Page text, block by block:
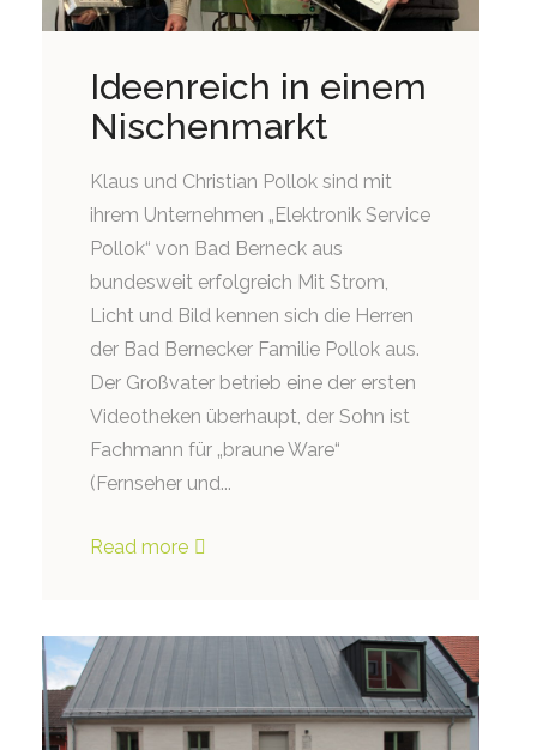
Ideenreich in einem
Nischenmarkt
Klaus und Christian Pollok sind mit
ihrem Unternehmen „Elektronik Service
Pollok“ von Bad Berneck aus
bundesweit erfolgreich Mit Strom,
Licht und Bild kennen sich die Herren
der Bad Bernecker Familie Pollok aus.
Der Großvater betrieb eine der ersten
Videotheken überhaupt, der Sohn ist
Fachmann für „braune Ware“
(Fernseher und...
Read more